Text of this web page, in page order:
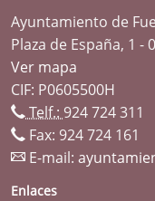
Ayuntamiento de
Plaza de España, 1 -
Ver mapa
CIF: P0605500H
Telf.: 924 724 311
Fax: 924 724 161
E-mail:
Enlaces